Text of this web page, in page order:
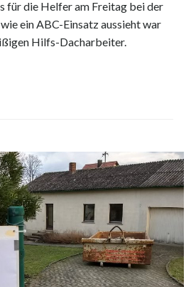
für die Helfer am Freitag bei der
ein ABC-Einsatz aussieht war
Hilfs-Dacharbeiter.